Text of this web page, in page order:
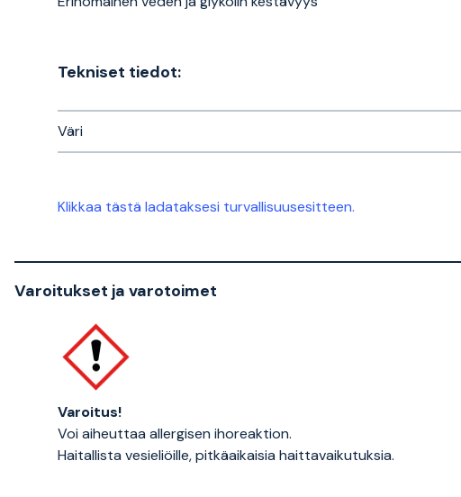
Tekniset tiedot:
Väri
Klikkaa tästä ladataksesi turvallisuusesitteen.
Varoitukset ja varotoimet
Varoitus!
Voi aiheuttaa allergisen ihoreaktion.
Haitallista vesieliöille, pitkäaikaisia haittavaikutuksia.